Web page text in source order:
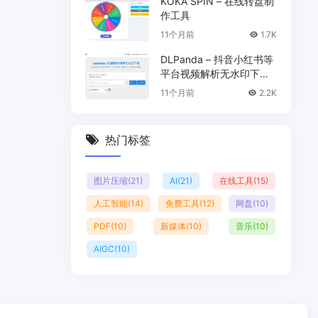
作工具
11个月前 1.7K
DLPanda – 抖音小红书等
平台视频解析无水印下载
工具
11个月前 2.2K
热门标签
图片压缩(21) AI(21) 在线工具(15)
人工智能(14) 免费工具(12) 网盘(10)
PDF(10) 新媒体(10) 音乐(10)
AIGC(10)